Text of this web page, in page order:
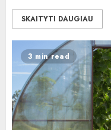
SKAITYTI DAUGIAU
3 min read